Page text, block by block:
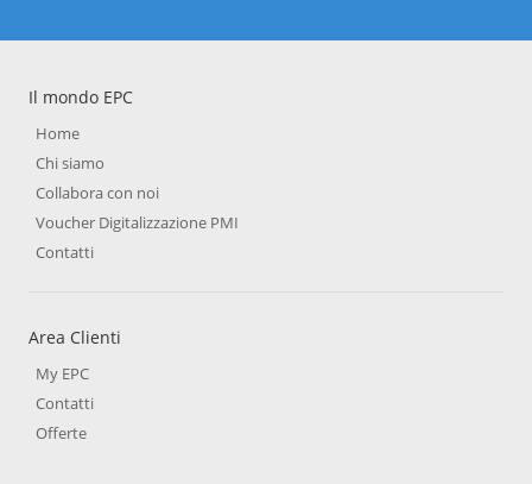
Il mondo EPC
Home
Chi siamo
Collabora con noi
Voucher Digitalizzazione PMI
Contatti
Area Clienti
My EPC
Contatti
Offerte